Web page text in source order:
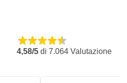
4,58/5 di 7.064 Valutazione